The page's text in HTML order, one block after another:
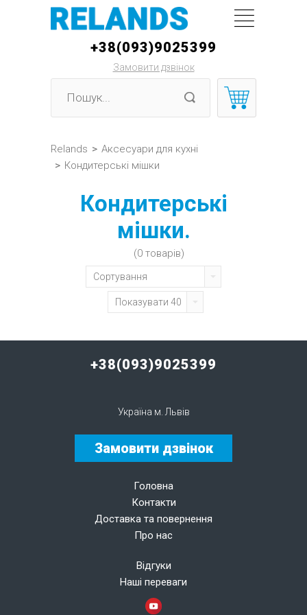
+38(093)9025399
Замовити дзвінок
Relands > Аксесуари для кухні
> Кондитерські мішки
Кондитерські
мішки.
(0 товарів)
Показувати 40
Сортування
+38(093)9025399
Україна м. Львів
Замовити дзвінок
Головна
Контакти
Доставка та повернення
Про нас
Відгуки
Наші переваги